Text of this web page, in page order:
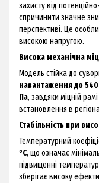
захисту від
спричинити значне
перспективі. Це
високою напругою.
Висока механічна
Модель стійка до
навантаження до
Па, завдяки міцній
встановлення в
Стабільність при
Температурний
°C, що означає
підвищенні
зберігає високу